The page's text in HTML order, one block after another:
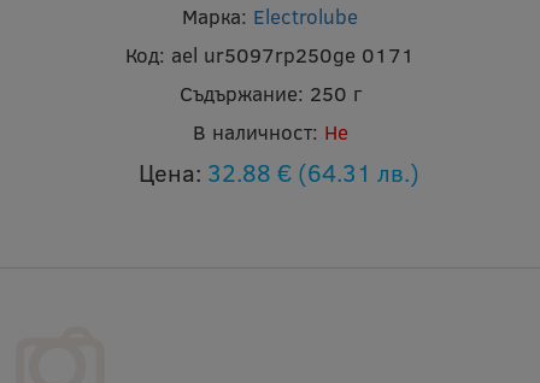
Марка: Electrolube
Код: ael ur5097rp250ge 0171
Съдържание: 250 г
В наличност: Не
Цена: 32.88 € (64.31 лв.)